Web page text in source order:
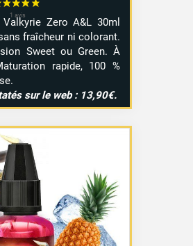
Zero A&L 30ml
fraîcheur ni colorant.
Sweet ou Green. À
rapide, 100 %
sur le web : 13,90€.